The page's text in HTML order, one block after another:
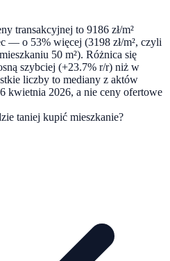
transakcyjnej to 9186 zł/m²
— o 53% więcej (3198 zł/m², czyli
50 m²). Różnica się
szybciej (+23.7% r/r) niż w
liczby to mediany z aktów
kwietnia 2026, a nie ceny ofertowe
taniej kupić mieszkanie?